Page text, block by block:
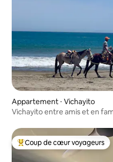
Appartement ⋅ Vichayito
Vichayito entre amis et en
Coups de cœur voyageurs
Coup de cœur voyageurs